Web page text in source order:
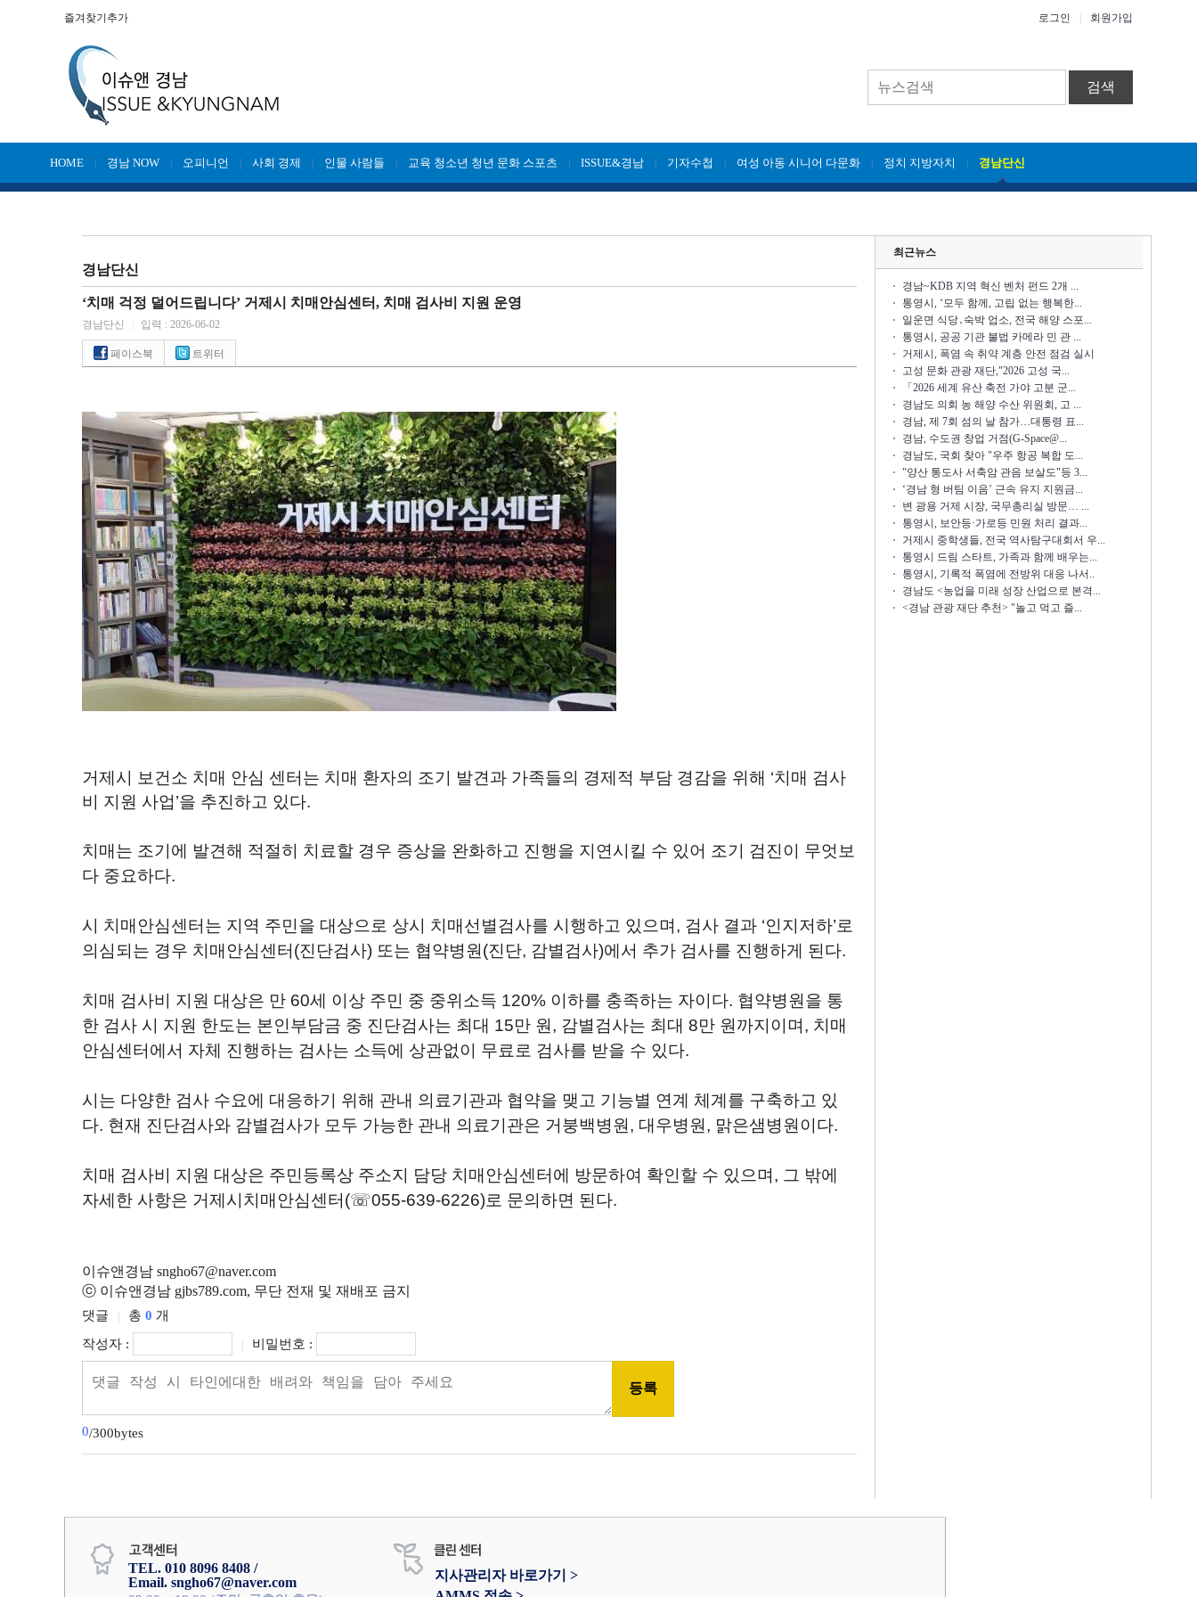
즐겨찾기추가 로그인 회원가입
검색
HOME 경남 NOW 오피니언 사회 경제 인물 사람들 교육 청소년 청년 문화 스포츠 ISSUE&경남 기자수첩 여성 아동 시니어 다문화 정치 지방자치 경남단신
경남단신
‘치매 걱정 덜어드립니다’ 거제시 치매안심센터, 치매 검사비 지원 운영
경남단신 입력 : 2026-06-02
페이스북 트위터
거제시 보건소 치매 안심 센터 는 치매 환자의 조기 발견과 가족들의 경제적 부담 경감을 위해 ‘치매 검사
비 지원 사업’을 추진하고 있다.
치매는 조기에 발견해 적절히 치료할 경우 증상을 완화하고 진행을 지연시킬 수 있어 조기 검진이 무엇보
다 중요하다.
시 치매안심센터는 지역 주민을 대상으로 상시 치매선별검사를 시행하고 있으며 , 검사 결과 ‘인지저하’로
의심되는 경우 치매안심센터 (진단검사) 또는 협약병원 (진단, 감별검사)에서 추가 검사를 진행하게 된다.
치매 검사비 지원 대상은 만 60세 이상 주민 중 중위소득 120% 이하를 충족하는 자이다. 협약병원을 통
한 검사 시 지원 한도는 본인부담금 중 진단검사는 최대 15만 원 , 감별검사는 최대 8만 원까지이며 , 치매
안심센터에서 자체 진행하는 검사는 소득에 상관없이 무료로 검사를 받을 수 있다.
시는 다양한 검사 수요에 대응하기 위해 관내 의료기관과 협약을 맺고 기능별 연계 체계를 구축하고 있
다. 현재 진단검사와 감별검사가 모두 가능한 관내 의료기관은 거붕백병원 , 대우병원 , 맑은샘병원이다.
치매 검사비 지원 대상은 주민등록상 주소지 담당 치매안심센터에 방문하여 확인할 수 있으며 , 그 밖에
자세한 사항은 거제시치매안심센터 (☏055-639-6226)로 문의하면 된다.
이슈앤경남 sngho67@naver.com
ⓒ 이슈앤경남 gjbs789.com, 무단 전재 및 재배포 금지
댓글 총 0 개
작성자 :
비밀번호 :
0/300bytes
최근뉴스
경남~KDB 지역 혁신 벤처 펀드 2개 ...
통영시, ‘모두 함께, 고립 없는 행복한...
일운면 식당․숙박 업소, 전국 해양 스포...
통영시, 공공 기관 불법 카메라 민 관 ...
거제시, 폭염 속 취약 계층 안전 점검 실시
고성 문화 관광 재단,"2026 고성 국...
「2026 세계 유산 축전 가야 고분 군...
경남도 의회 농 해양 수산 위원회, 고 ...
경남, 제 7회 섬의 날 참가…대통령 표...
경남, 수도권 창업 거점(G-Space@...
경남도, 국회 찾아 "우주 항공 복합 도...
"양산 통도사 서축암 관음 보살도"등 3...
‘경남 형 버팀 이음’ 근속 유지 지원금...
변 광용 거제 시장, 국무총리실 방문… ...
통영시, 보안등·가로등 민원 처리 결과...
거제시 중학생들, 전국 역사탐구대회서 우...
통영시 드림 스타트, 가족과 함께 배우는...
통영시, 기록적 폭염에 전방위 대응 나서..
경남도 <농업을 미래 성장 산업으로 본격...
<경남 관광 재단 추천> "놀고 먹고 즐...
TEL. 010 8096 8408 /
Email. sngho67@naver.com
지사관리자 바로가기 >